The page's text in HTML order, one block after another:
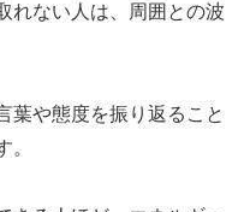
れない人は、周囲との波
葉や態度を振り返ること
。